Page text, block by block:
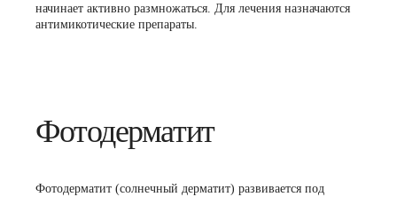
начинает активно размножаться. Для лечения назначаются
антимикотические препараты.
Фотодерматит
Фотодерматит (солнечный дерматит) развивается под